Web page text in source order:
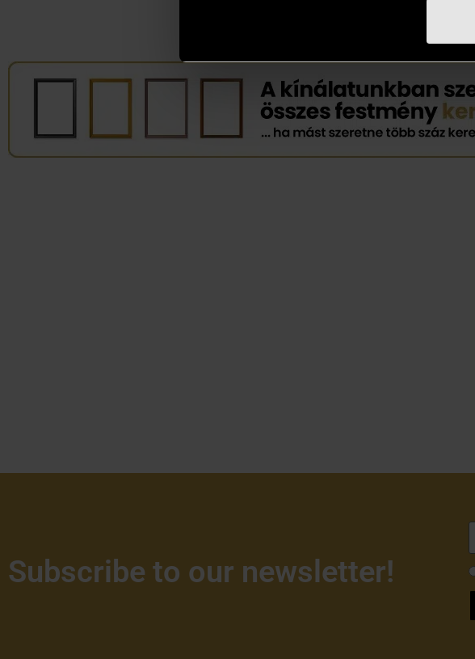
Subscribe to our newsletter!